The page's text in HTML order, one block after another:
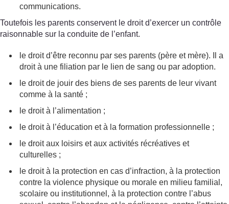
communications.
Toutefois les parents conservent le droit d’exercer un contrôle
raisonnable sur la conduite de l’enfant.
le droit d’être reconnu par ses parents (père et mère). Il a
droit à une filiation par le lien de sang ou par adoption.
le droit de jouir des biens de ses parents de leur vivant
comme à la santé ;
le droit à l’alimentation ;
le droit à l’éducation et à la formation professionnelle ;
le droit aux loisirs et aux activités récréatives et
culturelles ;
le droit à la protection en cas d’infraction, à la protection
contre la violence physique ou morale en milieu familial,
scolaire ou institutionnel, à la protection contre l’abus